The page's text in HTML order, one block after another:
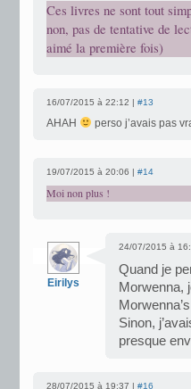
Ces livres ne sont tout
non, pas de tentative de
aimé la première fois)
16/07/2015 à 22:12 | #13
AHAH perso j’avais pas
19/07/2015 à 20:06 | #14
Moi non plus !
Eirilys
24/07/2015 à
Quand je
Morwenna,
Sinon,
presque
28/07/2015 à 19:37 | #16